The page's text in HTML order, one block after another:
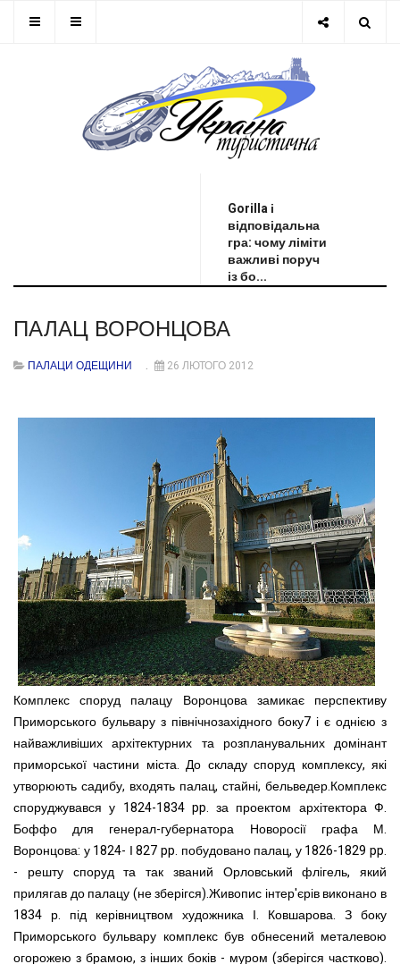
Gorilla і
відповідальна
гра: чому ліміти
важливі поруч
із бо...
ПАЛАЦ ВОРОНЦОВА
ПАЛАЦИ ОДЕЩИНИ 26 ЛЮТОГО 2012
Комплекс споруд палацу Воронцова замикає перспективу
Приморського бульвару з північнозахідного боку7 і є однією з
найважливіших архітектурних та розпланувальних домінант
приморської частини міста. До складу споруд комплексу, які
утворюють садибу, входять палац, стайні, бельведер.Комплекс
споруджувався у 1824-1834 pp. за проектом архітектора Ф.
Боффо для генерал-губернатора Новоросії графа М.
Воронцова: у 1824- І 827 pp. побудовано палац, у 1826-1829 pp.
- решту споруд та так званий Орловський флігель, який
прилягав до палацу (не зберігся).Живопис інтер'єрів виконано в
1834 р. під керівництвом художника І. Ковшарова. З боку
Приморського бульвару комплекс був обнесений металевою
огорожею з брамою, з інших боків - муром (зберігся частково).